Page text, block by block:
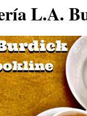
L.A.